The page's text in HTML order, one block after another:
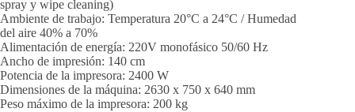
spray y wipe cleaning)
Ambiente de trabajo: Temperatura 20°C a 24°C / Humedad
del aire 40% a 70%
Alimentación de energía: 220V monofásico 50/60 Hz
Ancho de impresión: 140 cm
Potencia de la impresora: 2400 W
Dimensiones de la máquina: 2630 x 750 x 640 mm
Peso máximo de la impresora: 200 kg